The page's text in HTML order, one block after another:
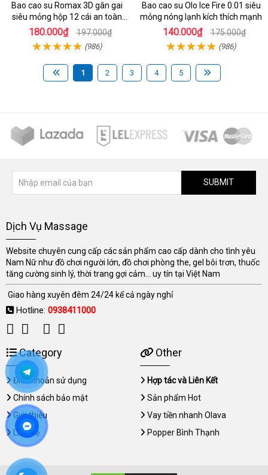
Bao cao su Romax 3D gân gai
siêu mỏng hộp 12 cái an toàn
chất lượng
180.000₫ 197.000₫
(986)
Bao cao su Olo Ice Fire 0.01 siêu
mỏng nóng lạnh kích thích mạnh
140.000₫ 175.000₫
(986)
1 2 3 4 5
SUBMIT
Dịch Vụ Massage
Website chuyên cung cấp các sản phẩm cao cấp dành cho tình yêu
Nam Nữ như đồ chơi người lớn, đồ chơi phòng the, gel bôi trơn, thuốc
tăng cường sinh lý, thời trang gợi cảm... uy tín tại Việt Nam
Giao hàng xuyên đêm 24/24 kể cả ngày nghỉ
Hotline: 0938411000
Category
Điều khoản sử dụng
Chính sách bảo mật
Giới thiệu
Liên hệ
Other
Hợp tác và Liên Kết
Sản phẩm Hot
Vay tiền nhanh Olava
Popper Bình Thạnh